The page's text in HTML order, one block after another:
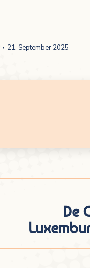
21. September 2025
Nächster
Beitrag:
De